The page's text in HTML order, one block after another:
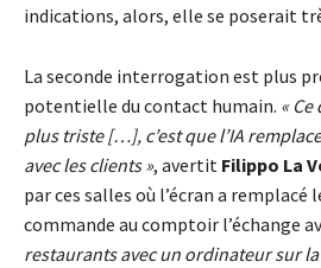
indications, alors, elle se poserait
La seconde interrogation est plus
potentielle du contact humain. «
plus triste […], c’est que l’IA
avec les clients », avertit Filippo La
par ces salles où l’écran a remplacé
commande au comptoir l’échange
restaurants avec un ordinateur sur